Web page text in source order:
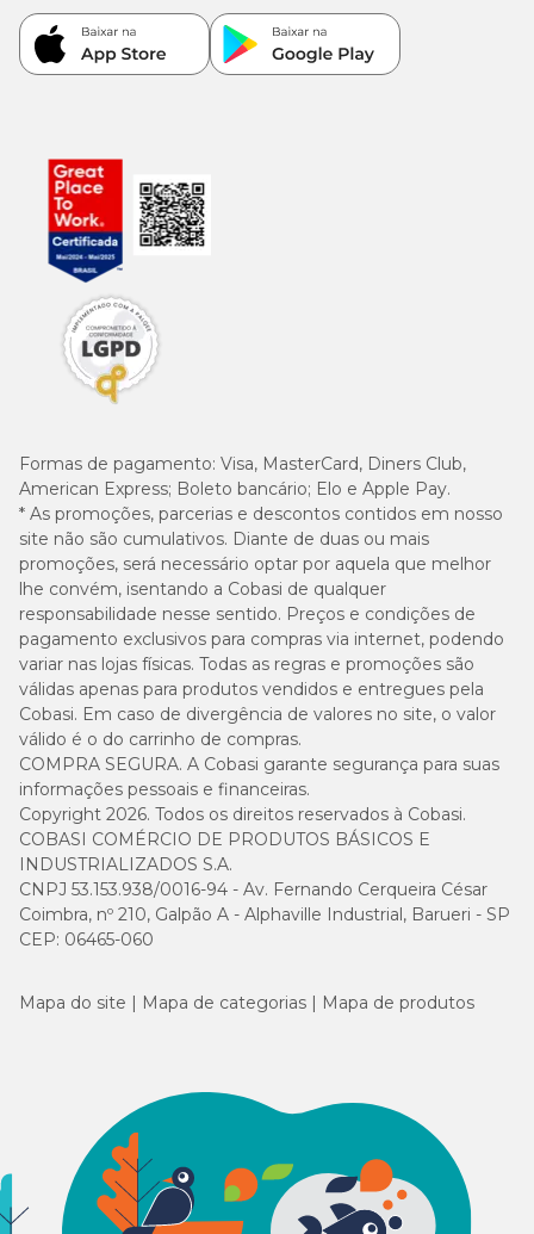
não comer, beber ou fumar enquanto manusear o produto;
lavar bem as mãos com água e sabão após o uso;
não partir ou dividir o comprimido, pois a dose é calculada
semanas entre as doses
até quatro vezes ao ano.
Para informações completas sobre segurança e uso adequado,
consulte sempre a bula oficial e a orientação de um médico-
veterinário.
O Bravecto 1000mg tem efeitos colaterais?
Com base em estudos conduzidos pela MSD Saúde Animal, o
Em casos raros (aproximadamente 1,6%), podem ocorrer sinais
gastrointestinais leves e transitórios, como diarreia, vômito,
inapetência ou salivação. Caso o animal apresente qualquer reação
incomum, é importante buscar orientação veterinária.
O Bravecto 20 a 40kg tem contraindicação?
Sim, oBravecto 1000mg para cães 20 a 40kgé
contraindicado para:
cães com menos de 8 semanas de idade;
cães com peso inferior a 2 kg;
animais com histórico de hipersensibilidade aos componentes
da fórmula.
O produto também não deve ser administrado em intervalos
inferiores a 8 semanas. Para garantir o uso seguro, consulte
sempre um médico-veterinário.
Linha completa Bravecto para cães de todos os
linha completa do medicamento Bravecto
pequenos, médios e grandes:
Bravecto 2 a 4,5 kg – 112,5 mg
Bravecto 4,5 a 10 kg – 250 mg
Formas de pagamento: Visa, MasterCard, Diners Club,
American Express; Boleto bancário; Elo e Apple Pay.
* As promoções, parcerias e descontos contidos em nosso
site não são cumulativos. Diante de duas ou mais
promoções, será necessário optar por aquela que melhor
lhe convém, isentando a Cobasi de qualquer
responsabilidade nesse sentido. Preços e condições de
pagamento exclusivos para compras via internet, podendo
variar nas lojas físicas. Todas as regras e promoções são
válidas apenas para produtos vendidos e entregues pela
Cobasi. Em caso de divergência de valores no site, o valor
válido é o do carrinho de compras.
COMPRA SEGURA. A Cobasi garante segurança para suas
informações pessoais e financeiras.
Copyright 2026. Todos os direitos reservados à Cobasi.
COBASI COMÉRCIO DE PRODUTOS BÁSICOS E
INDUSTRIALIZADOS S.A.
CNPJ 53.153.938/0016-94 - Av. Fernando Cerqueira César
Coimbra, nº 210, Galpão A - Alphaville Industrial, Barueri - SP
CEP: 06465-060
Mapa do site Mapa de categorias Mapa de produtos